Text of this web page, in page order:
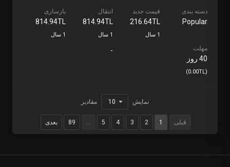
دسته بندی
Popular
قیمت جدید
216.64TL
1 سال
انتقال
814.94TL
1 سال
بازسازی
814.94TL
1 سال
مهلت
40 روز
(0.00TL)
-
قبلی 1
2
3
4
5
…
89 بعدی
نمایش مقادیر